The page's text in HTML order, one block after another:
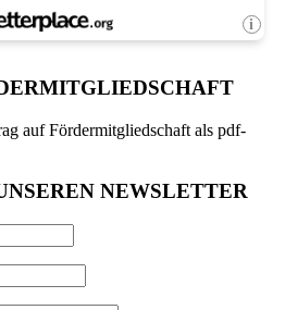
auf Fördermitgliedschaft als pdf-
NEWSLETTER